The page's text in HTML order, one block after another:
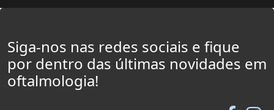
Siga-nos nas redes sociais e fique
por dentro das últimas novidades em
oftalmologia!